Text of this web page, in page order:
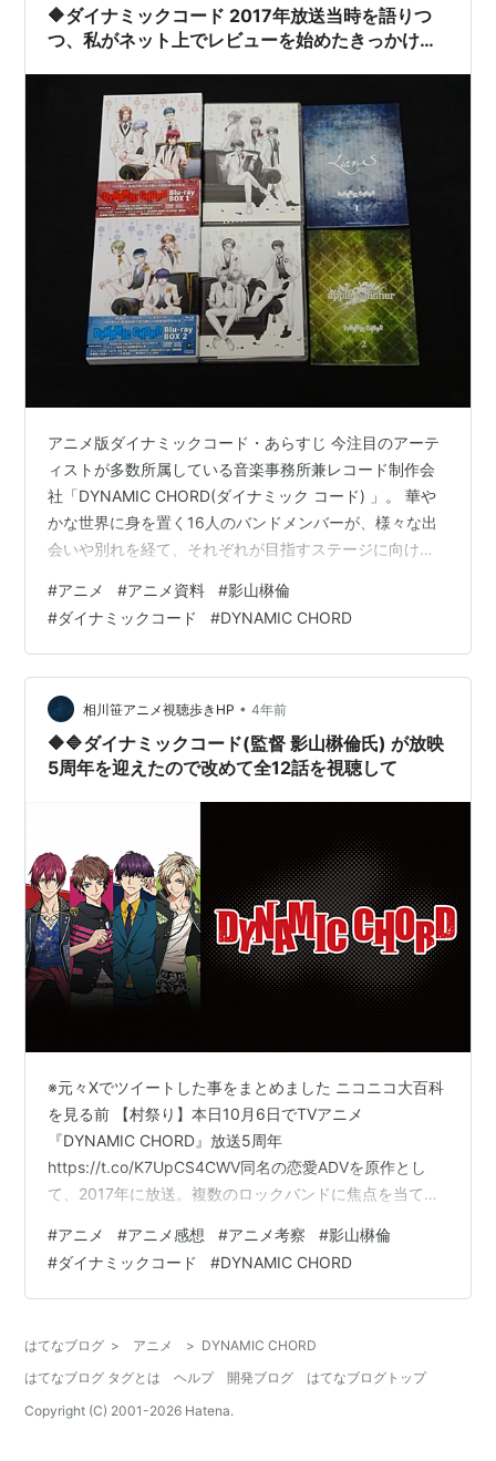
出版社/メーカー:honeybee
発売日:2017/03/30
PC専用ゲーム『DYNAMIC
CHORD feat.[rêve parfait]』通
常版
出版社/メーカー: honeybee
発売日:2014/12/26
メディア:DVD-ROM
この商品を含むブログを見る
発売日:2015/03/27
メディア:DVD-ROM
この商品を含むブログを見る
feat.KYOHSO 通常版
出版社/メーカー:honeybee
【通常版】DYNAMIC CHORD
feat.[rêve parfait] Append
Disc
honeybee
発売日:
2016/01/29
メディア:
DVD-ROM
この商品を含むブログを見る
【通常版】DYNAMIC CHORD
feat.Liar-S Append Disc
発売日:2016/04/29
この商品を含むブログを見る
【通常版】DYNAMIC CHORD
feat.KYOHSO Append Disc
出版社/メーカー:
honeybee
発売日: 2016/07/29
メディア:CD-ROM
feat.apple-polisher
出版社/メーカー:
🔶ダイナミックコード 2017年放送当時を語りつ
つ、私がネット上でレビューを始めたきっかけを
アニメ版ダイナミックコード・あらすじ 今注目のアーテ
ィストが多数所属している音楽事務所兼レコード制作会
社「DYNAMIC CHORD(ダイナミック コード) 」。 華や
かな世界に身を置く16人のバンドメンバーが、様々な出
会いや別れを経て、それぞれが目指すステージに向けて
を描いたドキュメンタリームービーが、今、幕を開け
る。 2017年放送当時の状況について 2017年10月。ネッ
ト界隈・ニコニコ動画でとあるアニメが話題になった 冒
頭から雨の中屋根のないオープンカーを走らせるイケメ
ン それをベランダから見ている後輩 頭がおかしくなった
んじゃないか…
#アニメ #アニメ資料 #影山楙倫
#ダイナミックコード #DYNAMIC CHORD
相川笹アニメ視聴歩きHP • 4年前
🔶🔷ダイナミックコード(監督 影山楙倫氏) が放映
5周年を迎えたので改めて全12話を視聴して
※元々Xでツイートした事をまとめました ニコニコ大百科
を見る前 【村祭り】本日10月6日でTVアニメ
『DYNAMIC CHORD』放送5周年
https://t.co/K7UpCS4CWV同名の恋愛ADVを原作とし
て、2017年に放送。複数のロックバンドに焦点を当てて
キャラによる言い回し、お金じゃ買えないライブは、多
くの視聴者の心を掴んだ。 pic.twitter.com/YZAImtbl9L
— ライブドアニュース (@livedoornews) 2022年10月5日
クコードを視聴して調…
#アニメ #アニメ感想 #アニメ考察 #影山楙倫
#ダイナミックコード #DYNAMIC CHORD
はてなブログ > アニメ > DYNAMIC CHORD
はてなブログ タグとは
ヘルプ 開発ブログ
はてなブログトップ
Copyright (C) 2001-2026 Hatena.